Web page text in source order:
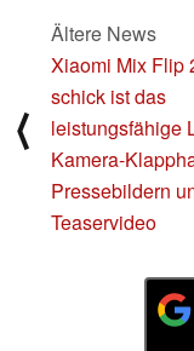
⟨
Ältere News
Xiaomi Mix Flip
schick ist das
leistungsfähige
Kamera-
Pressebildern
Teaservideo